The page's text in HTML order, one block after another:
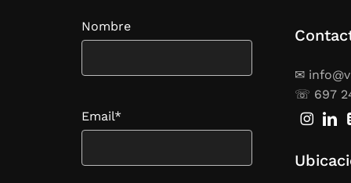
Por
Nombre
Email*
✉
☏ 697